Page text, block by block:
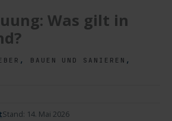
Was gilt in
, BAUEN UND SANIEREN ,
Stand: 14. Mai 2026